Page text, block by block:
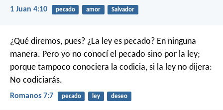
1 Juan 4:10 pecado amor Salvador
¿Qué diremos, pues? ¿La ley es pecado? En ninguna
manera. Pero yo no conocí el pecado sino por la ley;
porque tampoco conociera la codicia, si la ley no dijera:
No codiciarás.
Romanos 7:7 pecado ley deseo